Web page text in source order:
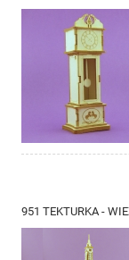
951 TEKTURKA -